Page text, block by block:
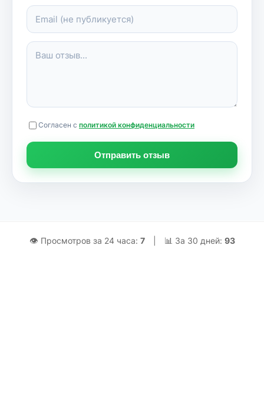
Согласен с политикой конфиденциальности
Отправить отзыв
👁 Просмотров за 24 часа: 7 📊 За 30 дней: 93